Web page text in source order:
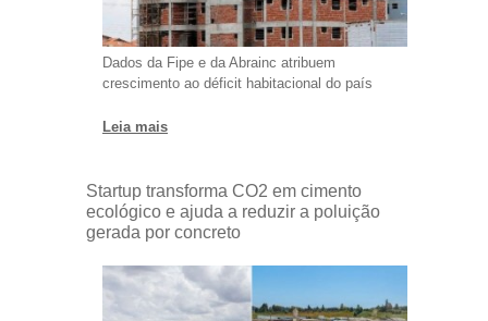
Dados da Fipe e da Abrainc atribuem
crescimento ao déficit habitacional do país
Leia mais
Startup transforma CO2 em cimento
ecológico e ajuda a reduzir a poluição
gerada por concreto